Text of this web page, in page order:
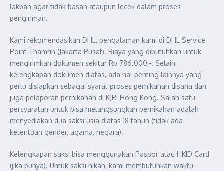
lakban agar tidak basah ataupun lecek dalam proses
pengiriman.
Kami rekomendasikan DHL, pengalaman kami di DHL Service
Point Thamrin (Jakarta Pusat). Biaya yang dibutuhkan untuk
mengirimkan dokumen sekitar Rp 786.000,-. Selain
kelengkapan dokumen diatas, ada hal penting lainnya yang
perlu disiapkan sebagai syarat proses pernikahan disana dan
juga pelaporan pernikahan di KJRI Hong Kong. Salah satu
persyaratan untuk bisa melangsungkan pernikahan adalah
menyediakan dua saksi usia diatas 18 tahun (tidak ada
ketentuan gender, agama, negara).
Kelengkapan saksi bisa menggunakan Paspor atau HKID Card
(jika punya). Untuk saksi nikah, kami membutuhkan waktu